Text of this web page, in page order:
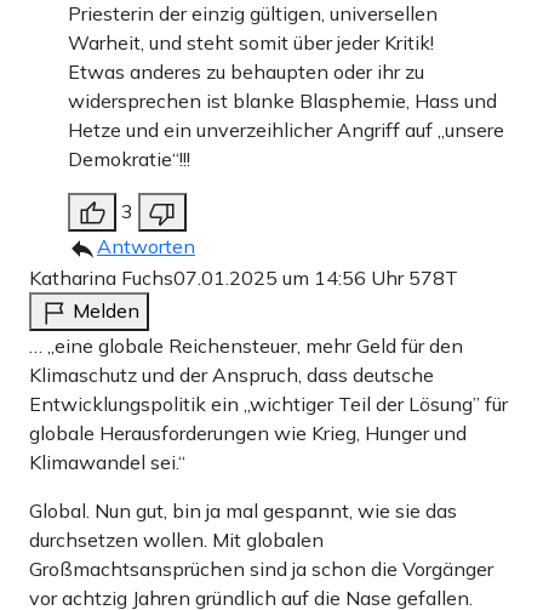
Priesterin der einzig gültigen, universellen
Warheit, und steht somit über jeder Kritik!
Etwas anderes zu behaupten oder ihr zu
widersprechen ist blanke Blasphemie, Hass und
Hetze und ein unverzeihlicher Angriff auf „unsere
Demokratie“!!!
3
Antworten
Katharina Fuchs07.01.2025 um 14:56 Uhr 578T
Melden
… „eine globale Reichensteuer, mehr Geld für den
Klimaschutz und der Anspruch, dass deutsche
Entwicklungspolitik ein „wichtiger Teil der Lösung” für
globale Herausforderungen wie Krieg, Hunger und
Klimawandel sei.“
Global. Nun gut, bin ja mal gespannt, wie sie das
durchsetzen wollen. Mit globalen
Großmachtsansprüchen sind ja schon die Vorgänger
vor achtzig Jahren gründlich auf die Nase gefallen.